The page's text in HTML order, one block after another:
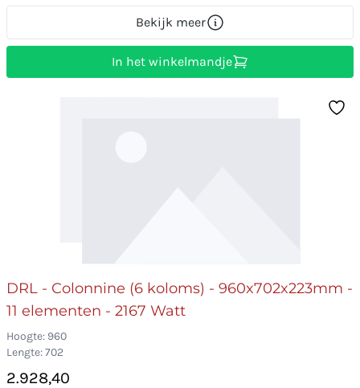
Bekijk meer
In het winkelmandje
DRL - Colonnine (6 koloms) - 960x702x223mm -
11 elementen - 2167 Watt
Hoogte: 960
Lengte: 702
2.928,40